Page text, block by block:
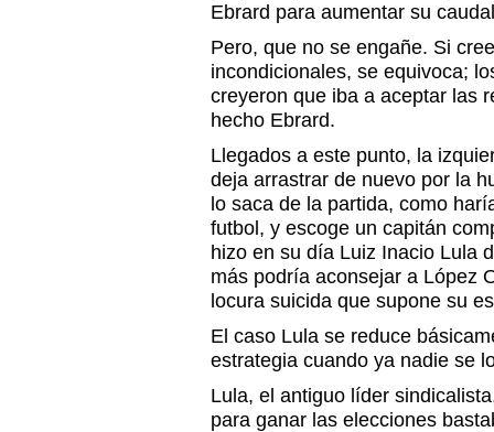
Ebrard para aumentar su
Pero, que no se engañe. Si
incondicionales, se equivoca;
creyeron que iba a aceptar las
hecho Ebrard.
Llegados a este punto, la
deja arrastrar de nuevo por la
lo saca de la partida, como
futbol, y escoge un capitán
hizo en su día Luiz Inacio Lula
más podría aconsejar a López
locura suicida que supone su
El caso Lula se reduce
estrategia cuando ya nadie se
Lula, el antiguo líder
para ganar las elecciones